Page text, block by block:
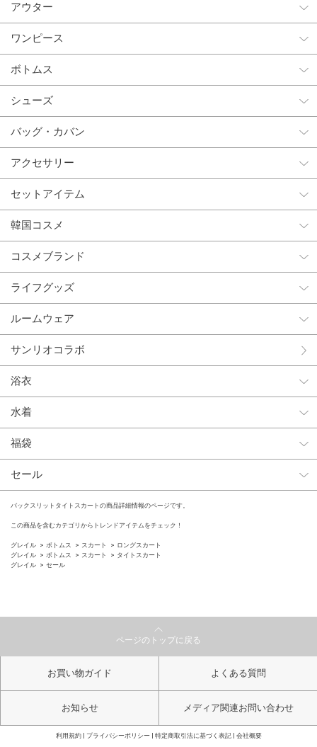
アウター
ワンピース
ボトムス
シューズ
バッグ・カバン
アクセサリー
セットアイテム
韓国コスメ
コスメブランド
ライフグッズ
ルームウェア
サンリオコラボ
浴衣
水着
福袋
セール
バックスリットタイトスカートの商品詳細情報のページです。
この商品を含むカテゴリからトレンドアイテムをチェック！
グレイル ボトムス スカート
ロングスカート
グレイル
ボトムス スカート
タイトスカート
グレイル
セール
ページのトップに戻る
お買い物ガイド よくある質問
お知らせ メディア関連お問い合わせ
利用規約 プライバシーポリシー 特定商取引法に基づく表記 会社概要